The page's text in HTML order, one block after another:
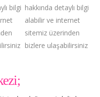
bilgi hakkında detaylı bilgi
alabilir ve internet
sitemiz üzerinden
bizlere ulaşabilirsiniz